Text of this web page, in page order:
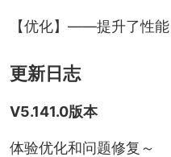
【优化】——提升了性
更新日志
V5.141.0版本
体验优化和问题修复～